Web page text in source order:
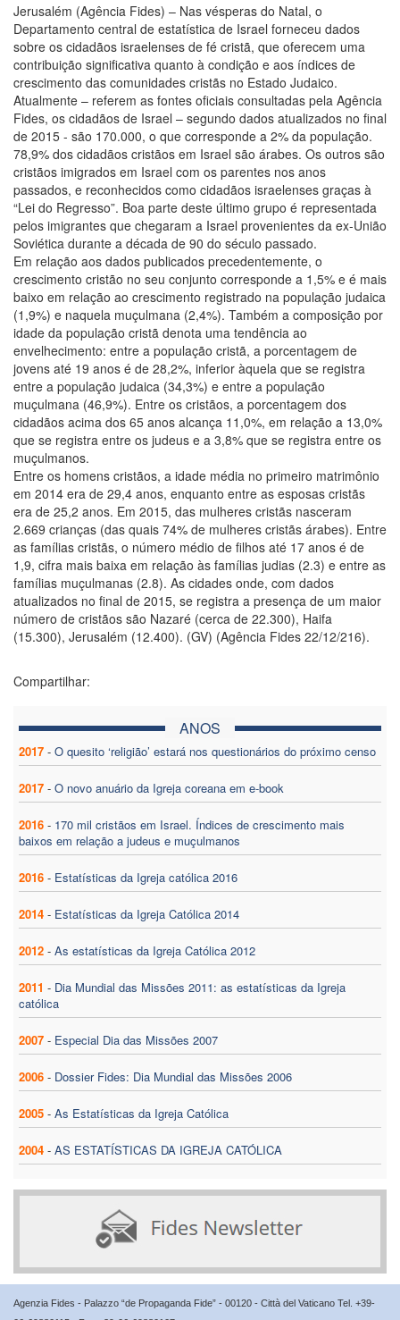
Jerusalém (Agência Fides) – Nas vésperas do Natal, o
Departamento central de estatística de Israel forneceu dados
sobre os cidadãos israelenses de fé cristã, que oferecem uma
contribuição significativa quanto à condição e aos índices de
crescimento das comunidades cristãs no Estado Judaico.
Atualmente – referem as fontes oficiais consultadas pela Agência
Fides, os cidadãos de Israel – segundo dados atualizados no final
de 2015 - são 170.000, o que corresponde a 2% da população.
78,9% dos cidadãos cristãos em Israel são árabes. Os outros são
cristãos imigrados em Israel com os parentes nos anos
passados, e reconhecidos como cidadãos israelenses graças à
“Lei do Regresso”. Boa parte deste último grupo é representada
pelos imigrantes que chegaram a Israel provenientes da ex-União
Soviética durante a década de 90 do século passado.
Em relação aos dados publicados precedentemente, o
crescimento cristão no seu conjunto corresponde a 1,5% e é mais
baixo em relação ao crescimento registrado na população judaica
(1,9%) e naquela muçulmana (2,4%). Também a composição por
idade da população cristã denota uma tendência ao
envelhecimento: entre a população cristã, a porcentagem de
jovens até 19 anos é de 28,2%, inferior àquela que se registra
entre a população judaica (34,3%) e entre a população
muçulmana (46,9%). Entre os cristãos, a porcentagem dos
cidadãos acima dos 65 anos alcança 11,0%, em relação a 13,0%
que se registra entre os judeus e a 3,8% que se registra entre os
muçulmanos.
Entre os homens cristãos, a idade média no primeiro matrimônio
em 2014 era de 29,4 anos, enquanto entre as esposas cristãs
era de 25,2 anos. Em 2015, das mulheres cristãs nasceram
2.669 crianças (das quais 74% de mulheres cristãs árabes). Entre
as famílias cristãs, o número médio de filhos até 17 anos é de
1,9, cifra mais baixa em relação às famílias judias (2.3) e entre as
famílias muçulmanas (2.8). As cidades onde, com dados
atualizados no final de 2015, se registra a presença de um maior
número de cristãos são Nazaré (cerca de 22.300), Haifa
(15.300), Jerusalém (12.400). (GV) (Agência Fides 22/12/216).
Compartilhar:
ANOS
2017 - O quesito ‘religião’ estará nos questionários do próximo censo
2017 - O novo anuário da Igreja coreana em e-book
2016 - 170 mil cristãos em Israel. Índices de crescimento mais
baixos em relação a judeus e muçulmanos
2016 - Estatísticas da Igreja católica 2016
2014 - Estatísticas da Igreja Católica 2014
2012 - As estatísticas da Igreja Católica 2012
2011 - Dia Mundial das Missões 2011: as estatísticas da Igreja
católica
2007 - Especial Dia das Missões 2007
2006 - Dossier Fides: Dia Mundial das Missões 2006
2005 - As Estatísticas da Igreja Católica
2004 - AS ESTATÍSTICAS DA IGREJA CATÓLICA
Agenzia Fides - Palazzo “de Propaganda Fide” - 00120 - Città del Vaticano Tel. +39-